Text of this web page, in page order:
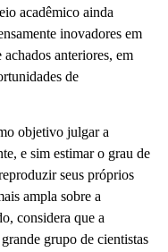
acadêmico ainda
inovadores em
anteriores, em
de
objetivo julgar a
e sim estimar o grau de
seus próprios
ampla sobre a
considera que a
grupo de cientistas